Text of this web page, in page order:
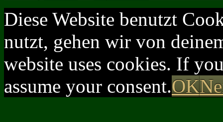
Diese Website benutzt
nutzt, gehen wir von
website uses cookies. If
assume your consent.OK